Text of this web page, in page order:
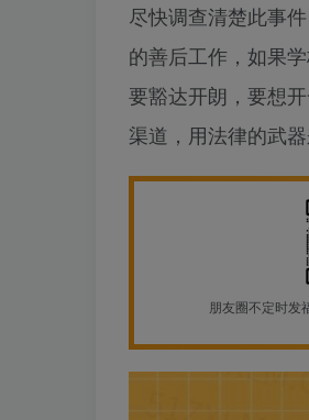
尽快调查清楚此事
的善后工作，如果
要豁达开朗，要想
渠道，用法律的武
朋友圈不定时发